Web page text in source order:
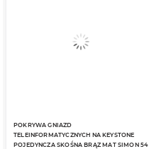
POKRYWA GNIAZD
TELEINFORMATYCZNYCH NA KEYSTONE
POJEDYNCZA SKOŚNA BRĄZ MAT SIMON 54